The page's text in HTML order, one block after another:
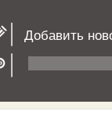
Добавить